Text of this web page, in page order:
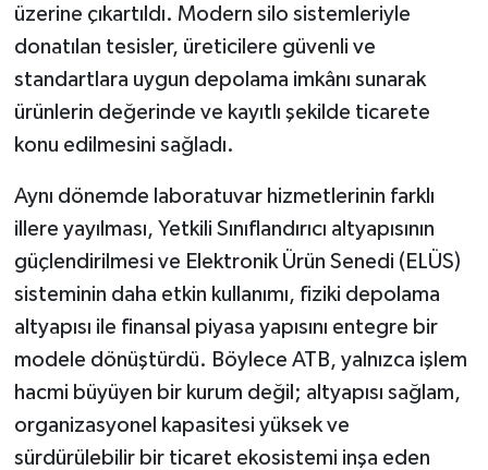
üzerine çıkartıldı. Modern silo sistemleriyle
donatılan tesisler, üreticilere güvenli ve
standartlara uygun depolama imkânı sunarak
ürünlerin değerinde ve kayıtlı şekilde ticarete
konu edilmesini sağladı.
Aynı dönemde laboratuvar hizmetlerinin farklı
illere yayılması, Yetkili Sınıflandırıcı altyapısının
güçlendirilmesi ve Elektronik Ürün Senedi (ELÜS)
sisteminin daha etkin kullanımı, fiziki depolama
altyapısı ile finansal piyasa yapısını entegre bir
modele dönüştürdü. Böylece ATB, yalnızca işlem
hacmi büyüyen bir kurum değil; altyapısı sağlam,
organizasyonel kapasitesi yüksek ve
sürdürülebilir bir ticaret ekosistemi inşa eden